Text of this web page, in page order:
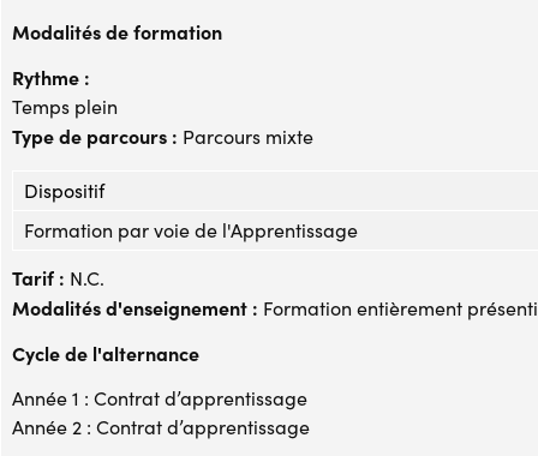
Modalités de formation
Rythme :
Temps plein
Type de parcours : Parcours mixte
Dispositif
Formation par voie de l'Apprentissage
Tarif : N.C.
Modalités d'enseignement : Formation entièrement
Cycle de l'alternance
Année 1 : Contrat d’apprentissage
Année 2 : Contrat d’apprentissage